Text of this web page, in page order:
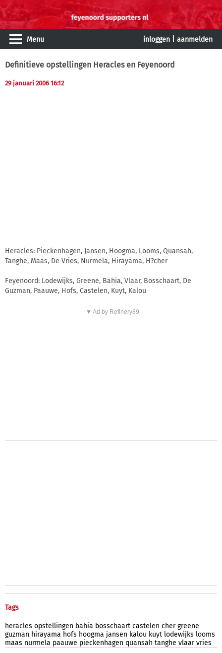
Menu inloggen aanmelden
Definitieve opstellingen Heracles en Feyenoord
29 januari 2006 16:12
Heracles: Pieckenhagen, Jansen, Hoogma, Looms, Quansah,
Tanghe, Maas, De Vries, Nurmela, Hirayama, H?cher
Feyenoord: Lodewijks, Greene, Bahia, Vlaar, Bosschaart, De
Guzman, Paauwe, Hofs, Castelen, Kuyt, Kalou
▼ Ad by Refinery89
Tags
heracles opstellingen bahia bosschaart castelen cher greene
guzman hirayama hofs hoogma jansen kalou kuyt lodewijks looms
maas nurmela paauwe pieckenhagen quansah tanghe vlaar vries